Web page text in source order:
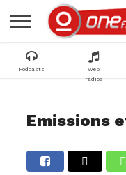
Podcasts
Web
radios
Emissions